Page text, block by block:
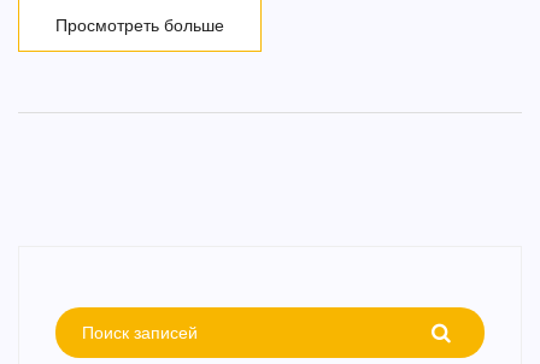
Просмотреть больше